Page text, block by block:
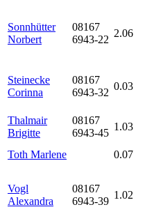
Sonnhütter
Norbert
08167
6943-22
2.06
Steinecke
Corinna
08167
6943-32
0.03
Thalmair
Brigitte
08167
6943-45
1.03
Toth Marlene
0.07
Vogl
Alexandra
08167
6943-39
1.02